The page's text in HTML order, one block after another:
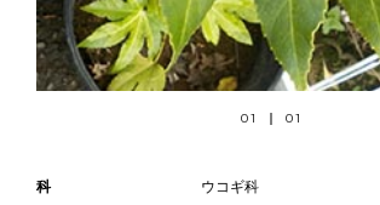
01 01
科
ウコギ科